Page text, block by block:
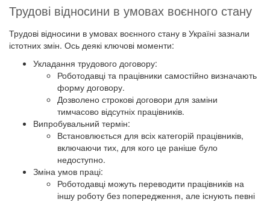
Трудові відносини в умовах воєнного стану
Трудові відносини в умовах воєнного стану в Україні зазнали
істотних змін. Ось деякі ключові моменти:
Укладання трудового договору:
Роботодавці та працівники самостійно визначають
форму договору.
Дозволено строкові договори для заміни
тимчасово відсутніх працівників.
Випробувальний термін:
Встановлюється для всіх категорій працівників,
включаючи тих, для кого це раніше було
недоступно.
Зміна умов праці:
Роботодавці можуть переводити працівників на
іншу роботу без попередження, але існують певні